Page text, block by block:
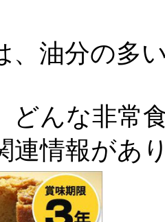
、油分の多
どんな非常
連情報があ